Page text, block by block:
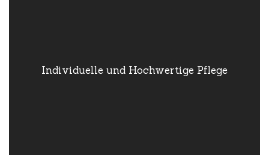
Individuelle und Hochwertige Pflege
Wir bieten eine Pflege, die speziell auf die Bedürfnisse und